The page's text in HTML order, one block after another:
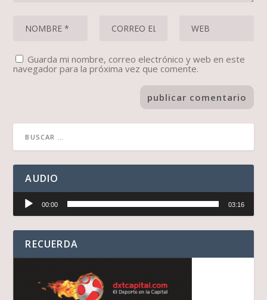
Guarda mi nombre, correo electrónico y web en este
navegador para la próxima vez que comente.
AUDIO
Reproductor
audio
00:00 03:16
RECUERDA